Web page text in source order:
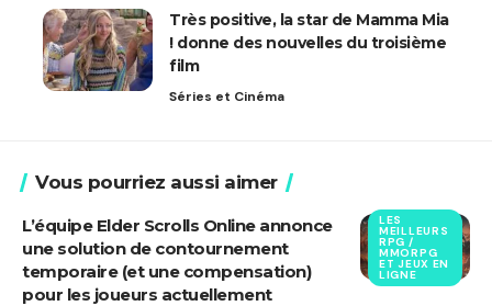
Très positive, la star de Mamma Mia
! donne des nouvelles du troisième
film
Séries et Cinéma
Vous pourriez aussi aimer
LES
MEILLEURS
RPG /
MMORPG
ET JEUX EN
LIGNE
L’équipe Elder Scrolls Online annonce
une solution de contournement
temporaire (et une compensation)
pour les joueurs actuellement